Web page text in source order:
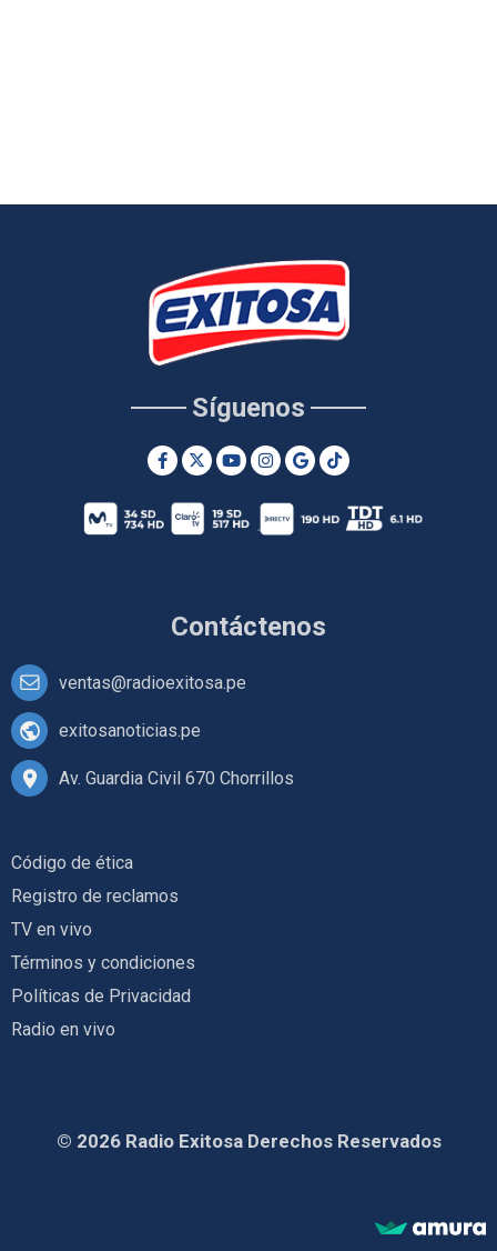
Contáctenos
ventas@radioexitosa.pe
exitosanoticias.pe
Av. Guardia Civil 670 Chorrillos
Síguenos
Código de ética
Registro de reclamos
TV en vivo
Términos y condiciones
Políticas de Privacidad
Radio en vivo
© 2026 Radio Exitosa Derechos Reservados